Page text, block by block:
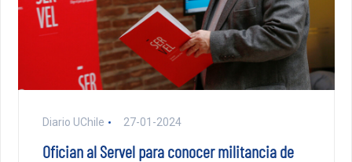
Diario UChile 27-01-2024
Ofician al Servel para conocer militancia de